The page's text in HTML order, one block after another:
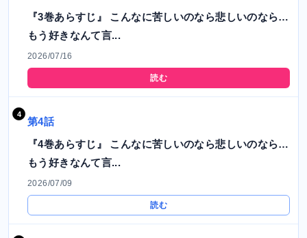
『3巻あらすじ』 こんなに苦しいのなら悲しいのなら…
もう好きなんて言...
2026/07/16
読む
第4話
『4巻あらすじ』 こんなに苦しいのなら悲しいのなら…
もう好きなんて言...
2026/07/09
読む